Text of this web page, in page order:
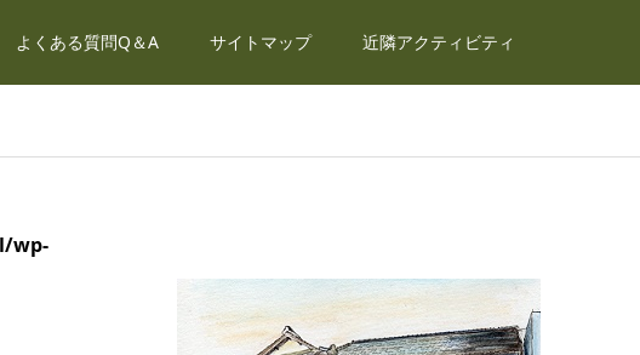
よくある質問Q＆A サイトマップ 近隣アクティビティ
wp-